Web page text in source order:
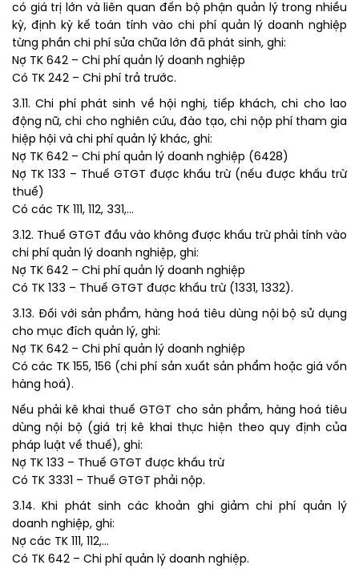
có giá trị lớn và liên quan đến bộ phận quản lý trong nhiều
kỳ, định kỳ kế toán tính vào chi phí quản lý doanh nghiệp
từng phần chi phí sửa chữa lớn đã phát sinh, ghi:
Nợ TK 642 – Chi phí quản lý doanh nghiệp
Có TK 242 – Chi phí trả trước.
3.11. Chi phí phát sinh về hội nghị, tiếp khách, chi cho lao
động nữ, chi cho nghiên cứu, đào tạo, chi nộp phí tham gia
hiệp hội và chi phí quản lý khác, ghi:
Nợ TK 642 – Chi phí quản lý doanh nghiệp (6428)
Nợ TK 133 – Thuế GTGT được khấu trừ (nếu được khấu trừ
thuế)
Có các TK 111, 112, 331,…
3.12. Thuế GTGT đầu vào không được khấu trừ phải tính vào
chi phí quản lý doanh nghiệp, ghi:
Nợ TK 642 – Chi phí quản lý doanh nghiệp
Có TK 133 – Thuế GTGT được khấu trừ (1331, 1332).
3.13. Đối với sản phẩm, hàng hoá tiêu dùng nội bộ sử dụng
cho mục đích quản lý, ghi:
Nợ TK 642 – Chi phí quản lý doanh nghiệp
Có các TK 155, 156 (chi phí sản xuất sản phẩm hoặc giá vốn
hàng hoá).
Nếu phải kê khai thuế GTGT cho sản phẩm, hàng hoá tiêu
dùng nội bộ (giá trị kê khai thực hiện theo quy định của
pháp luật về thuế), ghi:
Nợ TK 133 – Thuế GTGT được khấu trừ
Có TK 3331 – Thuế GTGT phải nộp.
3.14. Khi phát sinh các khoản ghi giảm chi phí quản lý
doanh nghiệp, ghi:
Nợ các TK 111, 112,…
Có TK 642 – Chi phí quản lý doanh nghiệp.